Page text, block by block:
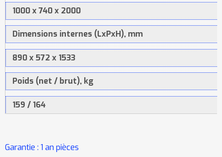
1000 x 740 x 2000
Dimensions internes (LxPxH), mm
890 x 572 x 1533
Poids (net / brut), kg
159 / 164
Garantie : 1 an pièces